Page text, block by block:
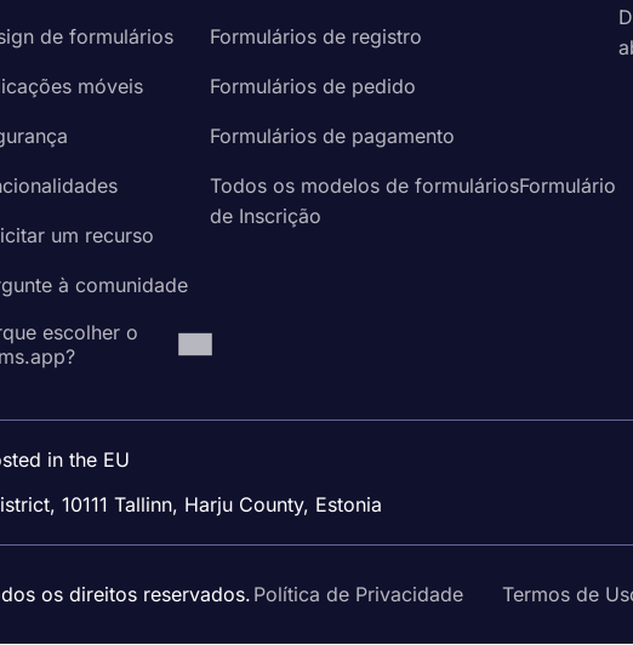
de formulários
móveis
um recurso
à comunidade
escolher o
Formulários de registro
Formulários de pedido
Formulários de pagamento
Todos os modelos de formuláriosFormulário
de Inscrição
in the EU
10111 Tallinn, Harju County, Estonia
os direitos reservados. Política de Privacidade Termos de